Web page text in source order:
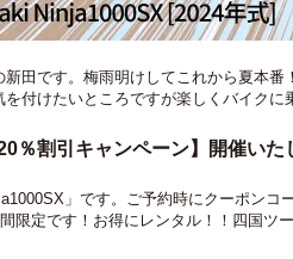
新田です。梅雨明けしてこれから夏本番！
付けたいところですが楽しくバイクに
％割引キャンペーン】開催いた
」です。ご予約時にクーポンコ
限定です！お得にレンタル！！四国ツ